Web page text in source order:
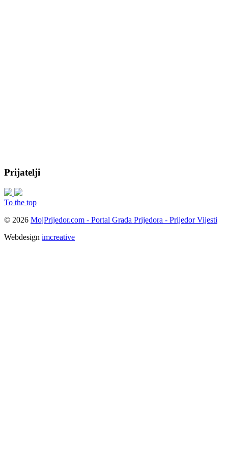
Prijatelji
To the top
© 2026 MojPrijedor.com - Portal Grada Prijedora - Prijedor Vijesti
Webdesign imcreative